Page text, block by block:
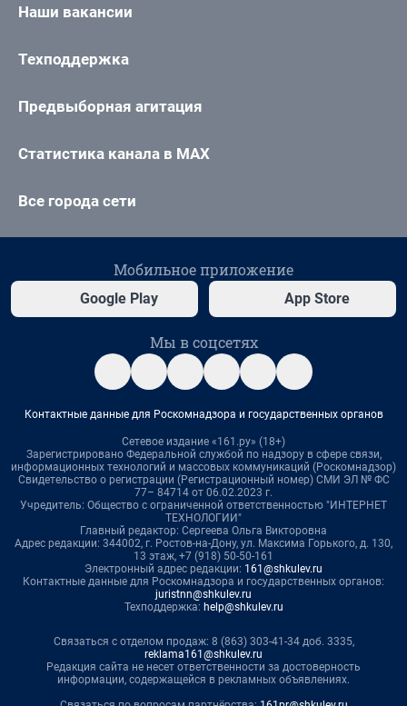
Наши вакансии
Техподдержка
Предвыборная агитация
Статистика канала в MAX
Все города сети
Мобильное приложение
Google Play App Store
Мы в соцсетях
Контактные данные для Роскомнадзора и государственных органов
Сетевое издание «161.ру» (18+)
Зарегистрировано Федеральной службой по надзору в сфере связи,
информационных технологий и массовых коммуникаций (Роскомнадзор)
Свидетельство о регистрации (Регистрационный номер) СМИ ЭЛ № ФС
77– 84714 от 06.02.2023 г.
Учредитель: Общество с ограниченной ответственностью "ИНТЕРНЕТ
ТЕХНОЛОГИИ"
Главный редактор: Сергеева Ольга Викторовна
Адрес редакции: 344002, г. Ростов-на-Дону, ул. Максима Горького, д. 130,
13 этаж, +7 (918) 50-50-161
Электронный адрес редакции: 161@shkulev.ru
Контактные данные для Роскомнадзора и государственных органов:
juristnn@shkulev.ru
Техподдержка: help@shkulev.ru
Связаться с отделом продаж: 8 (863) 303-41-34 доб. 3335,
reklama161@shkulev.ru
Редакция сайта не несет ответственности за достоверность
информации, содержащейся в рекламных объявлениях.